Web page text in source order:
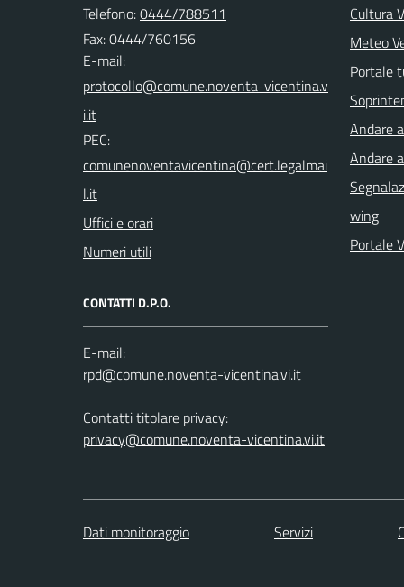
Telefono:0444/788511
Fax: 0444/760156
E-mail:
PEC:
Uffici e orari
Numeri utili
CONTATTI D.P.O.
E-mail:
Contatti titolare privacy:
privacy@comune.noventa-vicentina.vi.it
Cultura
Meteo
Portale
Andare
Andare
wing
Portale
Dati monitoraggio Servizi